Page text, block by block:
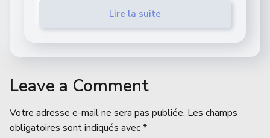
Lire la suite
Leave a Comment
Votre adresse e-mail ne sera pas publiée. Les champs
obligatoires sont indiqués avec*